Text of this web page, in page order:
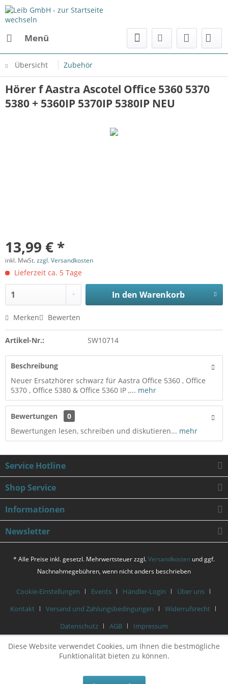
Menü
Übersicht Zubehör
Hörer f Aastra Ascotel Office 5360 5370
5380 + 5360IP 5370IP 5380IP NEU
13,99 € *
inkl. MwSt.zzgl. Versandkosten
Lieferzeit ca. 5 Tage
In den Warenkorb
Merken Bewerten
Artikel-Nr.: SW10714
Beschreibung
Neuer Ersatzhörer schwarz für Aastra Office 5360 , Office
5370 , Office 5380 & Office 5360 IP ,... mehr
Bewertungen
0
Bewertungen lesen, schreiben und diskutieren... mehr
Service Hotline
Shop Service
Informationen
Newsletter
* Alle Preise inkl. gesetzl. Mehrwertsteuer zzgl.Versandkosten und ggf.
Nachnahmegebühren, wenn nicht anders beschrieben
Cookie-Einstellungen Events Händler-Login
Über uns
Kontakt
Versand und Zahlungsbedingungen
Widerrufsrecht
Datenschutz
AGB Impressum
Diese Website verwendet Cookies, um Ihnen die bestmögliche
Funktionalität bieten zu können.